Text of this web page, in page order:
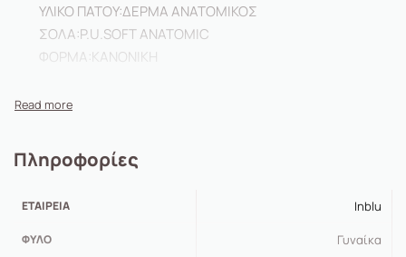
ΥΛΙΚΟ ΠΑΤΟΥ:ΔΕΡΜΑ ΑΝΑΤΟΜΙΚΟΣ
ΣΟΛΑ:P.U.SOFT ANATOMIC
ΦΟΡΜΑ:ΚΑΝΟΝΙΚΗ
Πληροφορίες
ΕΤΑΙΡΕΊΑ Inblu
ΦΎΛΟ Γυναίκα